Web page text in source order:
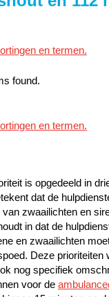
en termen.
found.
en termen.
is opgedeeld in
dat de
van zwaailichten en
in dat de
en zwaailichten
Deze prioriteiten
nog specifiek
voor de